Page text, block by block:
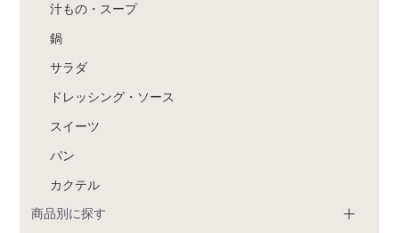
汁もの・スープ
鍋
サラダ
ドレッシング・ソース
スイーツ
パン
カクテル
商品別に探す